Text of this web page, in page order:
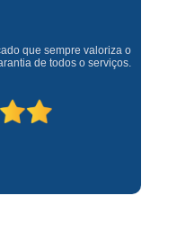
de Maquina de Lavar
Maquina de Lavar
Maquina Lavar Roupa
e a eficiência do
problema da minha lava e
sem. #recomendo os